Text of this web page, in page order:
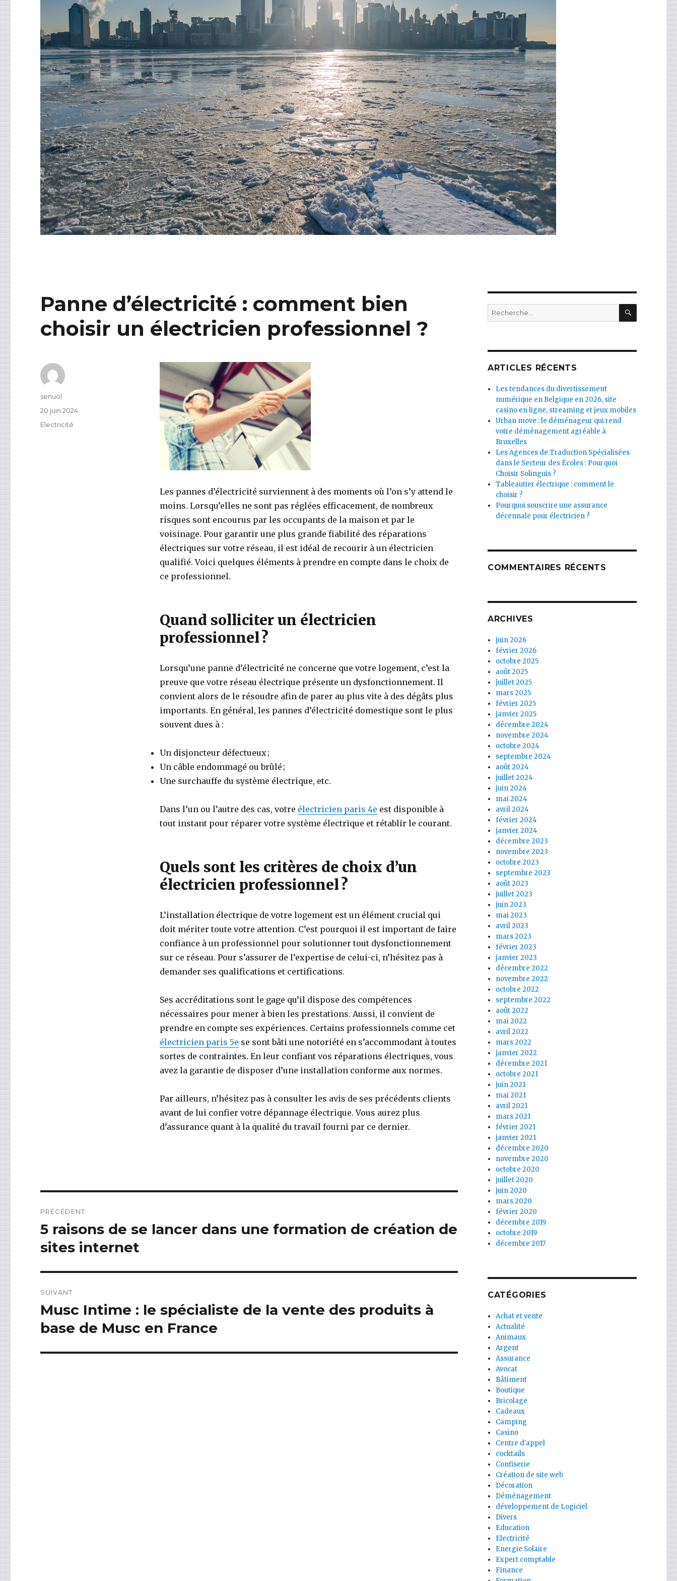
Panne d’électricité : comment bien
choisir un électricien professionnel ?
Les pannes d’électricité surviennent à des moments où l’on s’y attend le
moins. Lorsqu’elles ne sont pas réglées efficacement, de nombreux
risques sont encourus par les occupants de la maison et par le
voisinage. Pour garantir une plus grande fiabilité des réparations
électriques sur votre réseau, il est idéal de recourir à un électricien
qualifié. Voici quelques éléments à prendre en compte dans le choix de
ce professionnel.
Quand solliciter un électricien
professionnel ?
Lorsqu’une panne d’électricité ne concerne que votre logement, c’est la
preuve que votre réseau électrique présente un dysfonctionnement. Il
convient alors de le résoudre afin de parer au plus vite à des dégâts plus
importants. En général, les pannes d’électricité domestique sont le plus
souvent dues à :
Un disjoncteur défectueux ;
Un câble endommagé ou brûlé ;
Une surchauffe du système électrique, etc.
Dans l’un ou l’autre des cas, votre électricien paris 4e est disponible à
tout instant pour réparer votre système électrique et rétablir le courant.
Quels sont les critères de choix d’un
électricien professionnel ?
L’installation électrique de votre logement est un élément crucial qui
doit mériter toute votre attention. C’est pourquoi il est important de faire
confiance à un professionnel pour solutionner tout dysfonctionnement
sur ce réseau. Pour s’assurer de l’expertise de celui-ci, n’hésitez pas à
demander ses qualifications et certifications.
Ses accréditations sont le gage qu’il dispose des compétences
nécessaires pour mener à bien les prestations. Aussi, il convient de
prendre en compte ses expériences. Certains professionnels comme cet
électricien paris 5e se sont bâti une notoriété en s’accommodant à toutes
sortes de contraintes. En leur confiant vos réparations électriques, vous
avez la garantie de disposer d’une installation conforme aux normes.
Par ailleurs, n’hésitez pas à consulter les avis de ses précédents clients
avant de lui confier votre dépannage électrique. Vous aurez plus
d’assurance quant à la qualité du travail fourni par ce dernier.
Auteur
senuol
Publié
le
20 juin 2024
Catégories
Electricité
de
l’article
PRÉCÉDENT
Article
précédent :
5 raisons de se lancer dans une formation de création de
sites internet
SUIVANT
Article
suivant :
Musc Intime : le spécialiste de la vente des produits à
base de Musc en France
Recherche
pour
ARTICLES RÉCENTS
Les tendances du divertissement
numérique en Belgique en 2026, site
casino en ligne, streaming et jeux mobiles
Urban move : le déménageur qui rend
votre déménagement agréable à
Bruxelles
Les Agences de Traduction Spécialisées
dans le Secteur des Écoles : Pourquoi
Choisir Solinguis ?
Tableautier électrique : comment le
choisir ?
Pourquoi souscrire une assurance
décennale pour électricien ?
COMMENTAIRES RÉCENTS
ARCHIVES
juin 2026
février 2026
octobre 2025
août 2025
juillet 2025
mars 2025
février 2025
janvier 2025
décembre 2024
novembre 2024
octobre 2024
septembre 2024
août 2024
juillet 2024
juin 2024
mai 2024
avril 2024
février 2024
janvier 2024
décembre 2023
novembre 2023
octobre 2023
septembre 2023
août 2023
juillet 2023
juin 2023
mai 2023
avril 2023
mars 2023
février 2023
janvier 2023
décembre 2022
novembre 2022
octobre 2022
septembre 2022
août 2022
mai 2022
avril 2022
mars 2022
janvier 2022
décembre 2021
octobre 2021
juin 2021
mai 2021
avril 2021
mars 2021
février 2021
janvier 2021
décembre 2020
novembre 2020
octobre 2020
juillet 2020
juin 2020
mars 2020
février 2020
décembre 2019
octobre 2019
décembre 2017
CATÉGORIES
Achat et vente
Actualité
Animaux
Argent
Assurance
Avocat
Bâtiment
Boutique
Bricolage
Cadeaux
Camping
Casino
Centre d'appel
cocktails
Confiserie
Création de site web
Décoration
Déménagement
développement de Logiciel
Divers
Education
Electricité
Energie Solaire
Expert comptable
Finance